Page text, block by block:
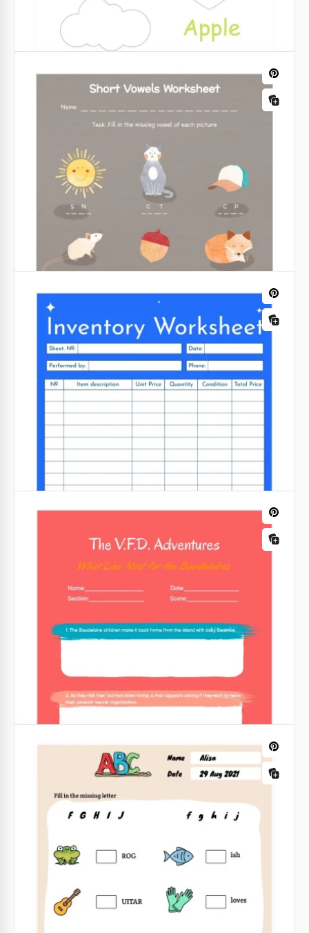
Horário de trabalho DIY
Nosso horário de trabalho DIY único é feito para
pessoas criativas que desejam aproveitar o que
estão fazendo. A mistura de cores vibrantes dentro
da moldura escura parece incrível.
Google Docs
Encontrar e colorir folha de exercícios.
Nossos designers são verdadeiros profissionais
quando se trata de criar planilhas simples e
bonitas.
Planilha de Vogais Curtas Fofas
Nossa adorável folha de exercícios de vogais curtas
pode se tornar um bom entretenimento para seu
filho. Aprender e se divertir é algo que as crianças
realmente gostam.
Google Docs
Planilha de Inventário Azul
Dê uma olhada em nossa planilha de inventário. É
bastante simples, o que significa que permitirá que
cuidado.